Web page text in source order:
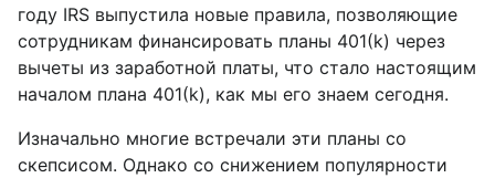
году IRS выпустила новые правила, позволяющие
сотрудникам финансировать планы 401(k) через
вычеты из заработной платы, что стало настоящим
началом плана 401(k), как мы его знаем сегодня.
Изначально многие встречали эти планы со
скепсисом. Однако со снижением популярности